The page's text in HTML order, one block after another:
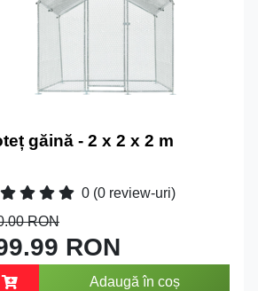
găină - 2 x 2 x 2 m
0 (0 review-uri)
RON
RON
Adaugă în coș